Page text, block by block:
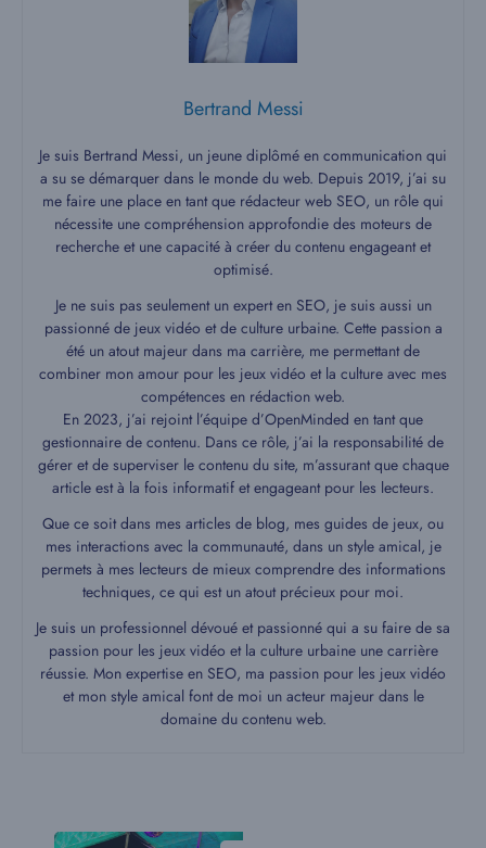
Bertrand Messi
Je suis Bertrand Messi, un jeune diplômé en communication qui
a su se démarquer dans le monde du web. Depuis 2019, j’ai su
me faire une place en tant que rédacteur web SEO, un rôle qui
nécessite une compréhension approfondie des moteurs de
recherche et une capacité à créer du contenu engageant et
optimisé.
Je ne suis pas seulement un expert en SEO, je suis aussi un
passionné de jeux vidéo et de culture urbaine. Cette passion a
été un atout majeur dans ma carrière, me permettant de
combiner mon amour pour les jeux vidéo et la culture avec mes
compétences en rédaction web.
En 2023, j’ai rejoint l’équipe d’OpenMinded en tant que
gestionnaire de contenu. Dans ce rôle, j’ai la responsabilité de
gérer et de superviser le contenu du site, m’assurant que chaque
article est à la fois informatif et engageant pour les lecteurs.
Que ce soit dans mes articles de blog, mes guides de jeux, ou
mes interactions avec la communauté, dans un style amical, je
permets à mes lecteurs de mieux comprendre des informations
techniques, ce qui est un atout précieux pour moi.
Je suis un professionnel dévoué et passionné qui a su faire de sa
passion pour les jeux vidéo et la culture urbaine une carrière
réussie. Mon expertise en SEO, ma passion pour les jeux vidéo
et mon style amical font de moi un acteur majeur dans le
domaine du contenu web.